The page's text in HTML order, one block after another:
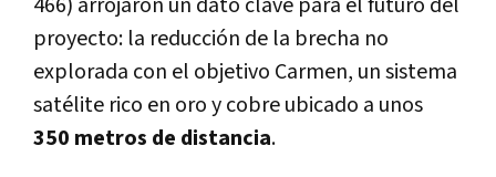
proyecto: la reducción de la brecha no
explorada con el objetivo Carmen, un sistema
satélite rico en oro y cobre ubicado a unos
350 metros de distancia.